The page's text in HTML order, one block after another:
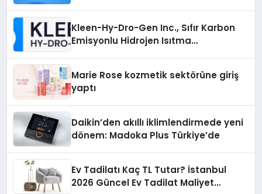
Kleen-Hy-Dro-Gen Inc., Sıfır Karbon
Emisyonlu Hidrojen Isıtma
Marie Rose kozmetik sektörüne giriş
yaptı
Daikin’den akıllı iklimlendirmede yeni
dönem: Madoka Plus Türkiye’de
Ev Tadilatı Kaç TL Tutar? İstanbul
2026 Güncel Ev Tadilat Maliyet